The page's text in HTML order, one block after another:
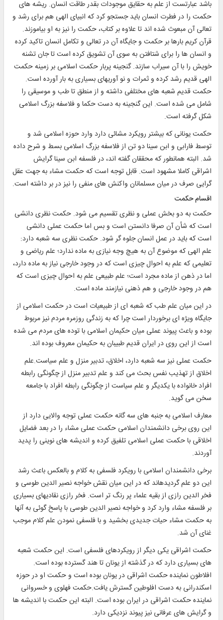
باشد عبارتست از علم به حقايق موجودات بقدر طاقت انسان. ريشه هاى
حكمت را در فطرت انسان بايد جستجو كرد كه انبياى الهى هم براى رشد و
تعالى آن مبعوث شده اند تا علاوه بر كتاب، حكمت را نيز به او بياموزند.
قرآن كريم بارها بر حكمت و جايگاه آن در تعالى و تكامل انسان تاكيد كرده
و انسان ها را براى شتافتن به سوى آن تشويق كرده است تا جان تشنه
خويش را با آن سيراب سازند. گنجينه پربار حكمت اسلامى بر زمينه حكمت
الهى قديم رشد كرده و ثمرات و نو آوريهاى بسيارى به بار آورده است.
حكمت قديم شعبه هاى مختلفى داشته و از منطق تا طب و موسيقى را
شامل مى شده است. اين گنجينه به دست حكما و فلاسفه بزرگ اسلامى
شكل گرفته است.
حكمت يونانى كه بيشتر رويكرد مشائى دارد وارد حوزه اسلامى شد و
توسط فارابى و ابن سينا دو تن از فلاسفه بزرگ اسلامى بسط و شرح داده
شد. البته همانطور كه محققان گفته اند، در فلسفه ابن سينا گرايش
اشراقى كاملا مشهود است. قابل توجه است كه حكمت مشاء به جهت عقل
گرايى صرف در ميان مسلمانان واكنش هاى منفى را نيز در بر داشته است.
اقسام حكمت‏
حكمت به دو بخش عملى و نظرى تقسيم مى شود. حكمت نظرى دانشى
است كه شأن آن صرفا دانستن است و بس اما حكمت عملى دانشى
است كه بايد در عمل انسان جلوه گر شود. حكمت نظرى سه شعبه دارد:
علم الهى كه موضوع آن به هيچ وجه نيازى به ماده ندارد؛ علم رياضى و
تعليمى كه علم به احوال چيزى است كه در وجود خارجى نياز به ماده دارد،
اما در ذهن از ماده مجرد است؛ علم طبيعى علم به احوال چيزى است كه
هم در وجود خارجى و هم ذهنى نيازمند ماده است.
در اين ميان علم طب كه شعبه اى از طبيعيات است در حكمت اسلامى از
جايگاه ويژه اى برخوردار است چرا كه به زندگى روزمره مردم نيز مربوط
بوده و باعث پيوند عملى ميان حكيمان اسلامى با توده هاى مردم مى شده
است از اين روى در ايران قديم طبيبان به حكيمان معروف بوده اند.
حكمت عملى نيز سه شعبه دارد، اخلاق، تدبير منزل و علم سياست.علم
اخلاق از تهذيب نفس بحث مى كند و علم تدبير منزل از چگونگى رابطه
افراد خانواده با يكديگر و علم سياست از چگونگى رابطه افراد با جامعه
سخن مى گويد.
معارف اسلامى به جنبه هاى سه گانه حكمت عملى توجه والايى دارد از
اين روى برخى دانشمندان اسلامى حكمت عملى مشاء را در بعد فضايل
اخلاقى با حكمت عملى اسلامى تلفيق كرده و انديشه هاى نوينى را پديد
آوردند.
برخى دانشمندان اسلامى با رويكرد فلسفى به كلام و بالعكس باعث رشد
اين دو علم گرديده‏اند كه در اين ميان نقش خواجه نصير الدين طوسى و
فخر الدين رازى از بقيه علماء پر رنگ تر است. فخر رازى نقاديهاى بسيارى
بر فلسفه مشاء وارد كرد و خواجه نصير الدين طوسى با پاسخ گوئى به آنها
به حكمت مشاء حيات جديدى بخشيد و با فلسفى نمودن علم كلام موجب
غناى آن شد.
حكمت اشراقى يكى ديگر از رويكردهاى فلسفى است. اين حكمت شعبه
هاى بسيارى دارد كه در گذشته از يونان تا هند گسترده بوده است.
افلاطون نماينده حكمت اشراقى در يونان بوده است و حكمت او در حوزه
اسكندرانى به دست افلوطين گسترش يافت.حكمت فهلوى و خسروانى
نماينده حكمت اشراقى در ايران بوده است. البته اين حكمت با انديشه ها
و گرايش هاى عرفانى نيز پيوند نزديكى دارد.